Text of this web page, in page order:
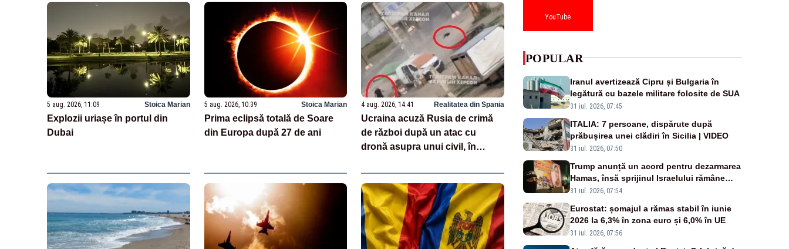
5 aug. 2026, 11:09 Stoica Marian
Explozii uriașe în portul din
Dubai
5 aug. 2026, 10:39 Stoica Marian
Prima eclipsă totală de Soare
din Europa după 27 de ani
4 aug. 2026, 14:41 Realitatea din Spania
Ucraina acuză Rusia de crimă
de război după un atac cu
dronă asupra unui civil, în
VIDEO
YouTube
POPULAR
Iranul avertizează Cipru și Bulgaria în
legătură cu bazele militare folosite de SUA
31 iul. 2026, 07:45
ITALIA: 7 persoane, dispărute după
prăbușirea unei clădiri în Sicilia | VIDEO
31 iul. 2026, 07:50
Trump anunță un acord pentru dezarmarea
Hamas, însă sprijinul Israelului rămâne
incert
31 iul. 2026, 07:54
Eurostat: șomajul a rămas stabil în iunie
2026 la 6,3% în zona euro și 6,0% în UE
31 iul. 2026, 07:56